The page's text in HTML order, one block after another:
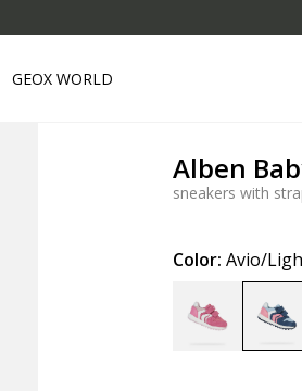
GEOX WORLD
Alben
sneakers with
Color: Avio/